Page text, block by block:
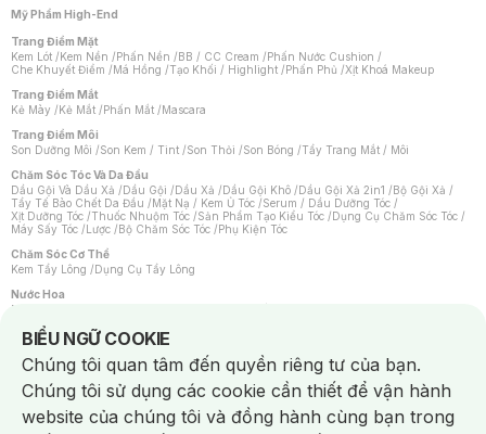
Mỹ Phẩm High-End
Trang Điểm Mặt
Kem Lót /Kem Nền /Phấn Nền /BB / CC Cream /Phấn Nước Cushion /
Che Khuyết Điểm /Má Hồng /Tạo Khối / Highlight /Phấn Phủ /Xịt Khoá Makeup
Trang Điểm Mắt
Kẻ Mày /Kẻ Mắt /Phấn Mắt /Mascara
Trang Điểm Môi
Son Dưỡng Môi /Son Kem / Tint /Son Thỏi /Son Bóng /Tẩy Trang Mắt / Môi
Chăm Sóc Tóc Và Da Đầu
Dầu Gội Và Dầu Xả /Dầu Gội /Dầu Xả /Dầu Gội Khô /Dầu Gội Xả 2in1 /Bộ Gội Xả /
Tẩy Tế Bào Chết Da Đầu /Mặt Nạ / Kem Ủ Tóc /Serum / Dầu Dưỡng Tóc /
Xịt Dưỡng Tóc /Thuốc Nhuộm Tóc /Sản Phẩm Tạo Kiểu Tóc /Dụng Cụ Chăm Sóc Tóc /
Máy Sấy Tóc /Lược /Bộ Chăm Sóc Tóc /Phụ Kiện Tóc
Chăm Sóc Cơ Thể
Kem Tẩy Lông /Dụng Cụ Tẩy Lông
Nước Hoa
Nước Hoa Nữ
Chăm Sóc Cá Nhân
Chống Muỗi /Khẩu Trang /Máy Massage/Mặt Nạ Xông Hơi /Nước Rửa Tay/
Sản Phẩm Chăm Sóc Khác /Bàn Chải Đánh Răng /Bàn Chải Điện/
Hỗ Trợ Trắng Răng/Kem Đánh Răng /Máy Tăm Nước/ Nước Súc Miệng/
Tăm / Chỉ Nha Khoa/ Xịt Thơm Miệng / Dung Dịch Vệ Sinh/Dưỡng Vùng Kín/
Khăn Ướt Vệ Sinh Vùng Kín/Băng Vệ Sinh/Tampon/Bọt Cạo Râu /Dao Cạo Râu/
Máy Cạo Râu
BIỂU NGỮ COOKIE
Notice about cookies usage
Chúng tôi quan tâm đến quyền riêng tư của bạn.
Chúng tôi sử dụng các cookie cần thiết để vận hành
website của chúng tôi và đồng hành cùng bạn trong